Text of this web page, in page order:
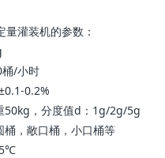
灌装机的参数：
/小时
0.2%
50kg，分度值d：1g/2g/5g
桶，敞口桶，小口桶等